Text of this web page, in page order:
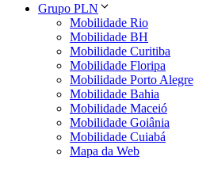
Grupo PLN
Mobilidade Rio
Mobilidade BH
Mobilidade Curitiba
Mobilidade Floripa
Mobilidade Porto Alegre
Mobilidade Bahia
Mobilidade Maceió
Mobilidade Goiânia
Mobilidade Cuiabá
Mapa da Web